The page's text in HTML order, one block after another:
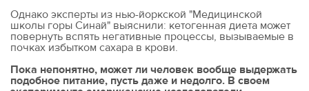
Однако эксперты из нью-йоркской "Медицинской
школы горы Синай" выяснили: кетогенная диета может
повернуть вспять негативные процессы, вызываемые в
почках избытком сахара в крови.
Пока непонятно, может ли человек вообще выдержать
подобное питание, пусть даже и недолго. В своем